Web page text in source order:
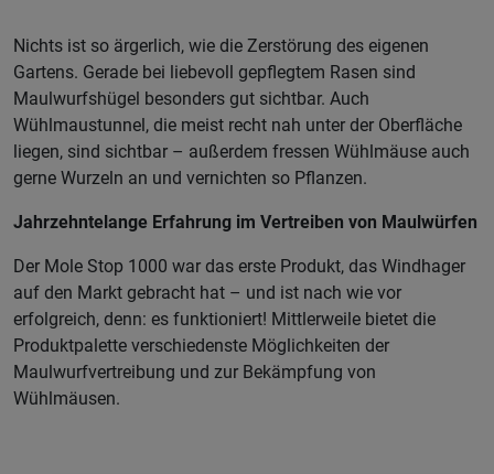
Nichts ist so ärgerlich, wie die Zerstörung des eigenen
Gartens. Gerade bei liebevoll gepflegtem Rasen sind
Maulwurfshügel besonders gut sichtbar. Auch
Wühlmaustunnel, die meist recht nah unter der Oberfläche
liegen, sind sichtbar – außerdem fressen Wühlmäuse auch
gerne Wurzeln an und vernichten so Pflanzen.
Jahrzehntelange Erfahrung im Vertreiben von Maulwürfen
Der Mole Stop 1000 war das erste Produkt, das Windhager
auf den Markt gebracht hat – und ist nach wie vor
erfolgreich, denn: es funktioniert! Mittlerweile bietet die
Produktpalette verschiedenste Möglichkeiten der
Maulwurfvertreibung und zur Bekämpfung von
Wühlmäusen.